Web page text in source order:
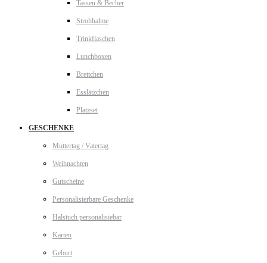
Tassen & Becher
Strohhalme
Trinkflaschen
Lunchboxen
Brettchen
Esslätzchen
Platzset
GESCHENKE
Muttertag / Vatertag
Weihnachten
Gutscheine
Personalisierbare Geschenke
Halstuch personalisiebar
Karten
Geburt